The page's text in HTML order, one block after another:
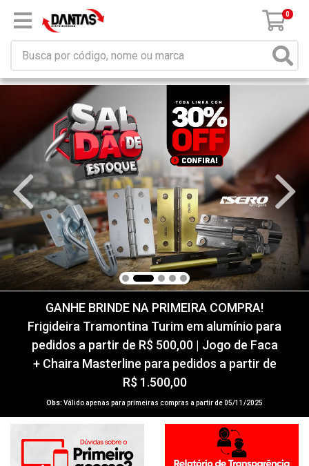
Receba da DANTAS DISTRIBUIDORA mensagem de
promoções e novidades em seu computador e/ou
celular!
Não permitir Permitir
Powered by SendPulse
×
GANHE BRINDE NA PRIMEIRA COMPRA!
Frigideira Tramontina Turim em alumínio para
pedidos a partir de R$ 500,00 | Jogo de Faca
+ Chaira Masterline para pedidos a partir de